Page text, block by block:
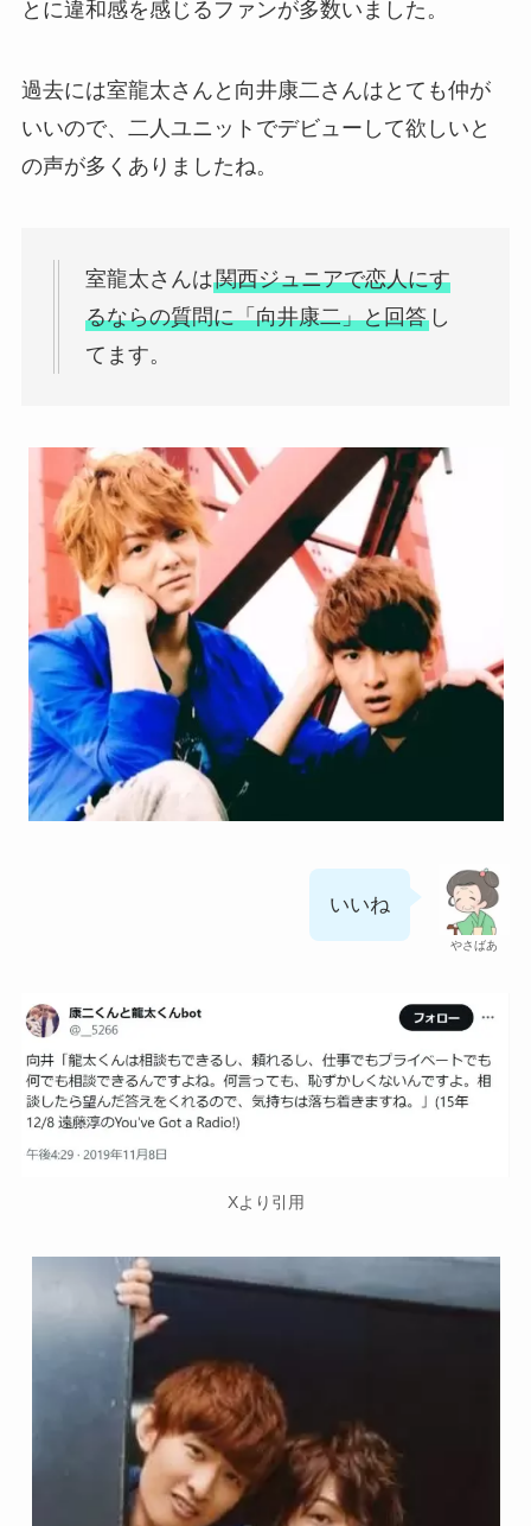
とに違和感を感じるファンが多数いました。
過去には室龍太さんと向井康二さんはとても仲が
いいので、二人ユニットでデビューして欲しいと
の声が多くありましたね。
室龍太さんは関西ジュニアで恋人にす
るならの質問に「向井康二」と回答し
てます。
やさばあ
いいね
Xより引用